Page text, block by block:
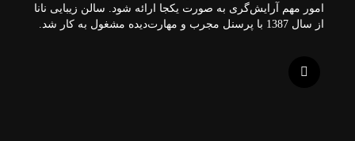
امور مهم آرایش‌گری به صورت یکجا ارائه شود. سالن زیبایی نانا
از سال 1387 با پرسنل مجرب و مهارت‌دیده مشغول به کار شد.